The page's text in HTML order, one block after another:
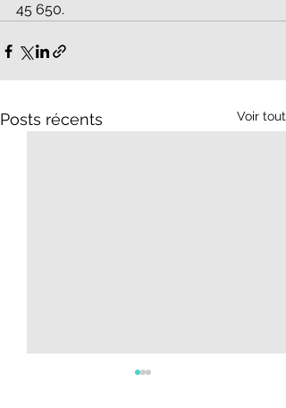
45 650.
Posts récents Voir tout